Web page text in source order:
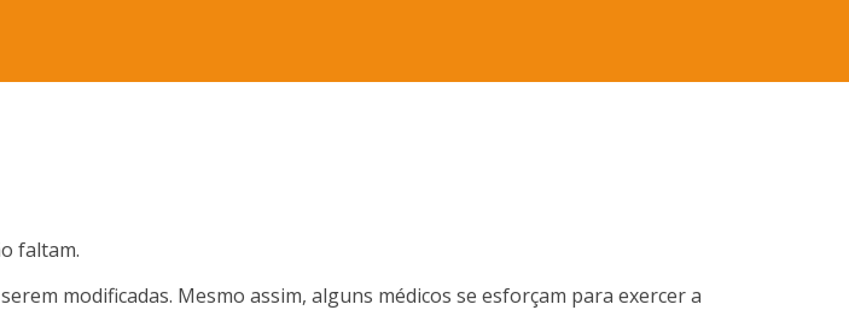
faltam.
modificadas. Mesmo assim, alguns médicos se esforçam para exercer a